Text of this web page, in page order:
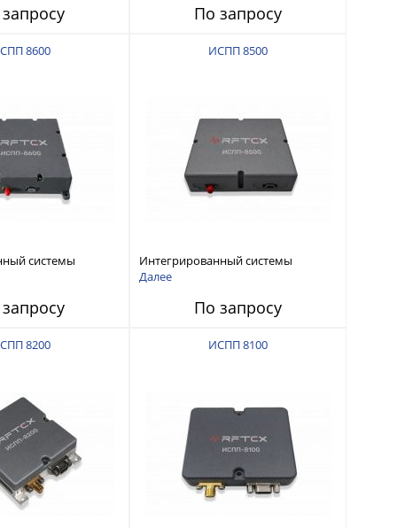
По запросу
8600
системы
помех RFТех
ИСПП 8500
Интегрированный системы
защиты от ГНСС-помех RFТех
Далее
По запросу
8200 ИСПП 8100